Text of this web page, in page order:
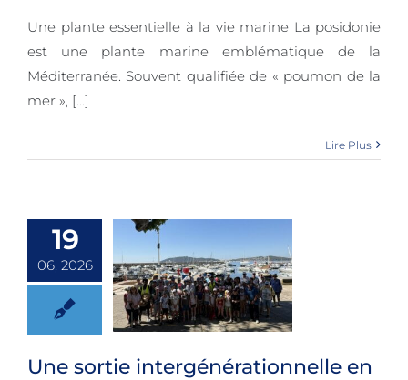
protéger
Une plante essentielle à la vie marine La posidonie
est une plante marine emblématique de la
Méditerranée. Souvent qualifiée de « poumon de la
mer », [...]
Lire Plus
19
06, 2026
Une sortie
intergénérationnelle
Une sortie intergénérationnelle en